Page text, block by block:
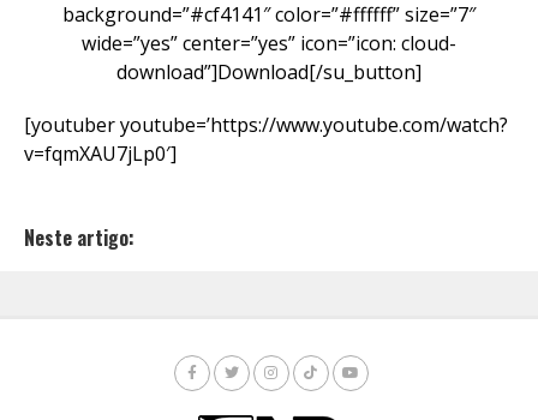
background=”#cf4141″ color=”#ffffff” size=”7″
wide=”yes” center=”yes” icon=”icon: cloud-
download”]Download[/su_button]
[youtuber youtube=’https://www.youtube.com/watch?
v=fqmXAU7jLp0′]
Neste artigo: